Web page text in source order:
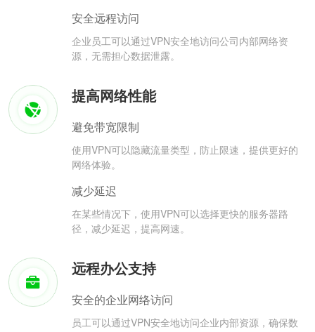
安全远程访问
企业员工可以通过VPN安全地访问公司内部网络资
源，无需担心数据泄露。
提高网络性能
避免带宽限制
使用VPN可以隐藏流量类型，防止限速，提供更好的
网络体验。
减少延迟
在某些情况下，使用VPN可以选择更快的服务器路
径，减少延迟，提高网速。
远程办公支持
安全的企业网络访问
员工可以通过VPN安全地访问企业内部资源，确保数